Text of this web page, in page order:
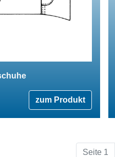
zum Produkt
Seite 1